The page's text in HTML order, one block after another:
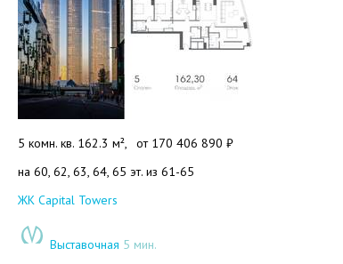
5 комн. кв. 162.3 м², от 170 406 890 ₽
на 60, 62, 63, 64, 65 эт. из 61-65
Добавить в избранное
ЖК Capital Towers
Выставочная 5 мин.